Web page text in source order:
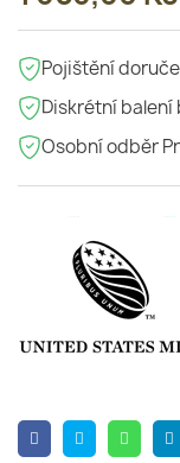
Pojištění
Diskrétní
Osobní odběr